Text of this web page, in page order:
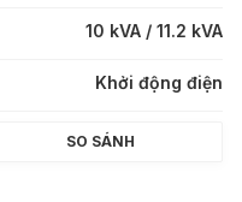
10 kVA / 11.2 kVA
Khởi động điện
SO SÁNH